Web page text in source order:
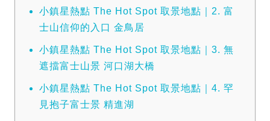
小鎮星熱點 The Hot Spot 取景地點｜2. 富
士山信仰的入口 金鳥居
小鎮星熱點 The Hot Spot 取景地點｜3. 無
遮擋富士山景 河口湖大橋
小鎮星熱點 The Hot Spot 取景地點｜4. 罕
見抱子富士景 精進湖